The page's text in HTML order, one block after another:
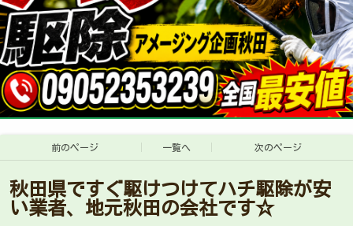
前のページ 一覧へ 次のページ
秋田県ですぐ駆けつけてハチ駆除が安
い業者、地元秋田の会社です☆